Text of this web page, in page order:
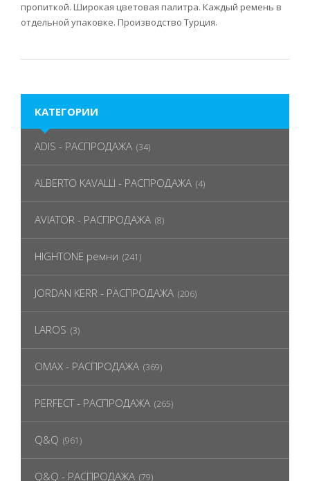
пропиткой. Широкая цветовая палитра. Каждый ремень в
отдельной упаковке. Производство Турция.
КАТЕГОРИИ
ADIS - РАСПРОДАЖА (34)
ALBERTO KAVALLI - РАСПРОДАЖА (4)
AVIATOR - РАСПРОДАЖА (8)
HIGHTONE ремни (241)
JORDAN KERR - РАСПРОДАЖА (206)
LAROS (3)
OMAX - РАСПРОДАЖА (369)
PERFECT - РАСПРОДАЖА (265)
Q&Q (961)
Q&Q - РАСПРОДАЖА (79)